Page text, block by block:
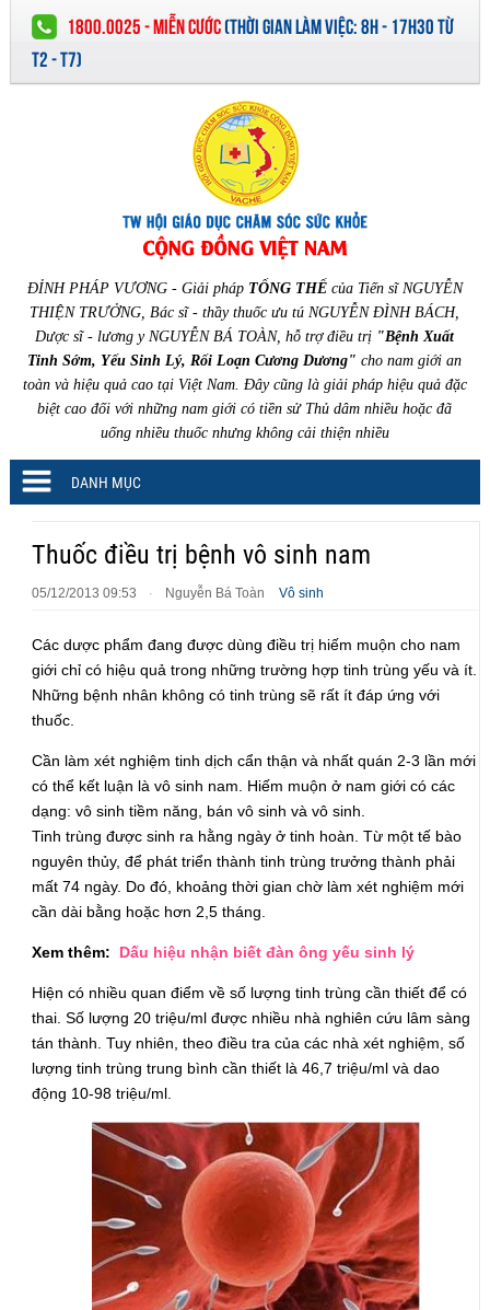
1800.0025 - MIỄN CƯỚC(THỜI GIAN LÀM VIỆC:8H - 17H30 TỪ
T2 - T7)
ĐỈNH PHÁP VƯƠNG - Giải pháp TỔNG THỂcủa Tiến sĩ NGUYỄN
THIỆN TRƯỞNG, Bác sĩ - thầy thuốc ưu tú NGUYỄN ĐÌNH BÁCH,
Dược sĩ - lương y NGUYỄN BÁ TOÀN, hỗ trợ điều trị "Bệnh Xuất
Tinh Sớm, Yếu Sinh Lý, Rối Loạn Cương Dương" cho nam giới an
toàn và hiệu quả cao tại Việt Nam. Đây cũng là giải pháp hiệu quả đặc
biệt cao đối với những nam giới có tiền sử Thủ dâm nhiều hoặc đã
uống nhiều thuốc nhưng không cải thiện nhiều
DANH MỤC
Thuốc điều trị bệnh vô sinh nam
05/12/2013 09:53 · Nguyễn Bá Toàn Vô sinh
Các dược phẩm đang được dùng điều trị hiếm muộn cho nam
giới chỉ có hiệu quả trong những trường hợp tinh trùng yếu và ít.
Những bệnh nhân không có tinh trùng sẽ rất ít đáp ứng với
thuốc.
Cần làm xét nghiệm tinh dịch cẩn thận và nhất quán 2-3 lần mới
có thể kết luận là vô sinh nam. Hiếm muộn ở nam giới có các
dạng: vô sinh tiềm năng, bán vô sinh và vô sinh.
Tinh trùng được sinh ra hằng ngày ở tinh hoàn. Từ một tế bào
nguyên thủy, để phát triển thành tinh trùng trưởng thành phải
mất 74 ngày. Do đó, khoảng thời gian chờ làm xét nghiệm mới
cần dài bằng hoặc hơn 2,5 tháng.
Xem thêm: Dấu hiệu nhận biết đàn ông yếu sinh lý
Hiện có nhiều quan điểm về số lượng tinh trùng cần thiết để có
thai. Số lượng 20 triệu/ml được nhiều nhà nghiên cứu lâm sàng
tán thành. Tuy nhiên, theo điều tra của các nhà xét nghiệm, số
lượng tinh trùng trung bình cần thiết là 46,7 triệu/ml và dao
động 10-98 triệu/ml.